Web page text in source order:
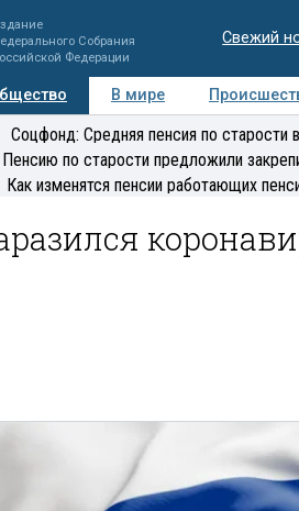
Собрания
Федерации
Свежий
В мире
Регионы Медиацентр
Соцфонд: Средняя пенсия по старости
Пенсию по старости предложили
Как изменятся пенсии работающих